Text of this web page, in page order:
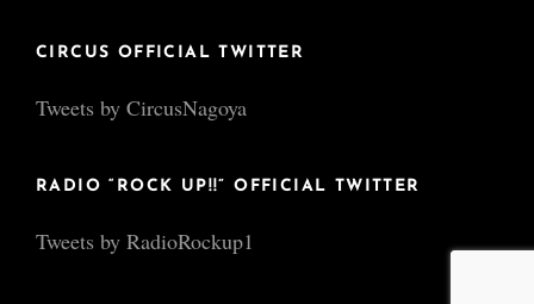
CIRCUS OFFICIAL TWITTER
Tweets by CircusNagoya
RADIO “ROCK UP!!” OFFICIAL TWITTER
Tweets by RadioRockup1